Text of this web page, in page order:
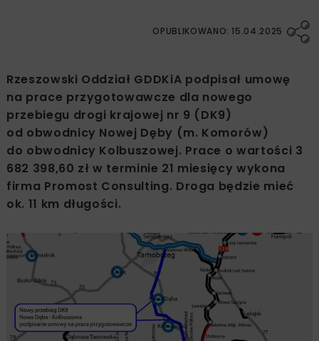
OPUBLIKOWANO: 15.04.2025
Rzeszowski Oddział GDDKiA podpisał umowę
na prace przygotowawcze dla nowego
przebiegu drogi krajowej nr 9 (DK9)
od obwodnicy Nowej Dęby (m. Komorów)
do obwodnicy Kolbuszowej. Prace o wartości 3
682 398,60 zł w terminie 21 miesięcy wykona
firma Promost Consulting. Droga będzie mieć
ok. 11 km długości.